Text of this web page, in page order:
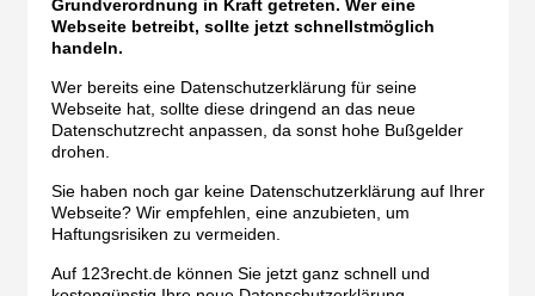
Grundverordnung in Kraft getreten. Wer eine
Webseite betreibt, sollte jetzt schnellstmöglich
handeln.
Wer bereits eine Datenschutzerklärung für seine
Webseite hat, sollte diese dringend an das neue
Datenschutzrecht anpassen, da sonst hohe Bußgelder
drohen.
Sie haben noch gar keine Datenschutzerklärung auf Ihrer
Webseite? Wir empfehlen, eine anzubieten, um
Haftungsrisiken zu vermeiden.
Auf 123recht.de können Sie jetzt ganz schnell und